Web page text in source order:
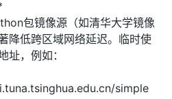
包镜像源（如清华大学镜像
降低跨区域网络延迟。临时使
址，例如：
simple